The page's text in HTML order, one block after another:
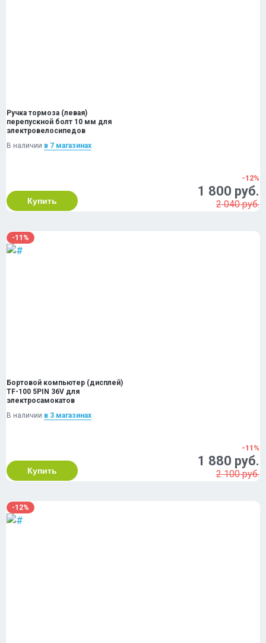
Ручка тормоза (левая)
перепускной болт 10 мм для
электровелосипедов
В наличии в 7 магазинах
Купить
-12%
1 800 руб.
2 040 руб.
-11%
Бортовой компьютер (дисплей)
TF-100 5PIN 36V для
электросамокатов
В наличии в 3 магазинах
Купить
-11%
1 880 руб.
2 100 руб.
-12%